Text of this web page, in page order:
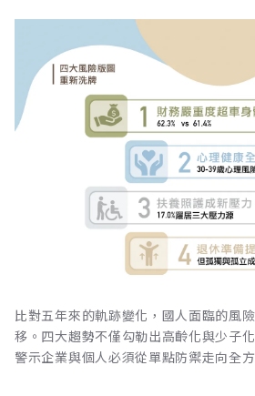
比對五年來的軌跡變化，國人面臨的風
移。四大趨勢不僅勾勒出高齡化與少子
警示企業與個人必須從單點防禦走向全